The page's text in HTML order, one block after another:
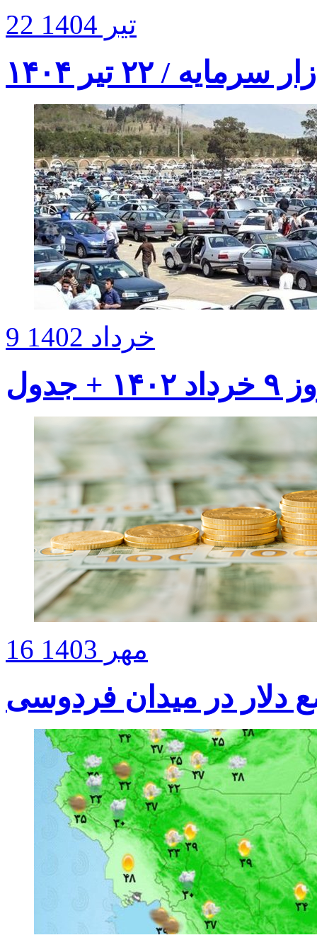
22 تیر 1404
/ ۲۲ تیر ۱۴۰۴
9 خرداد 1402
16 مهر 1403
دلار در میدان فردوسی